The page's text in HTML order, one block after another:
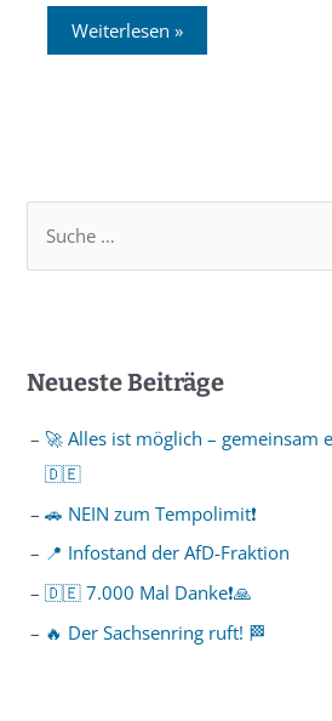
Weiterlesen »
Neueste Beiträge
🚀 Alles ist möglich – gemeinsam
🇩🇪
🚗 NEIN zum Tempolimit❗️
📍 Infostand der AfD-Fraktion
🇩🇪 7.000 Mal Danke❗️🙏
🔥 Der Sachsenring ruft! 🏁